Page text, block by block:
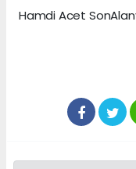
Hamdi Acet